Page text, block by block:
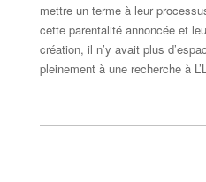
mettre un terme à leur
cette parentalité annoncée et
création, il n’y avait plus
pleinement à une recherche à